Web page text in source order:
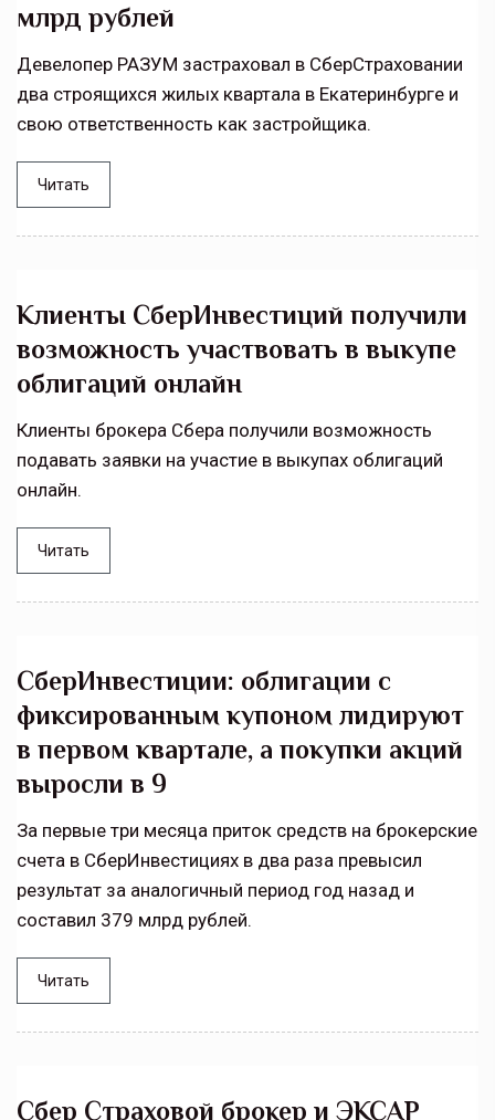
млрд рублей
Девелопер РАЗУМ застраховал в СберСтраховании
два строящихся жилых квартала в Екатеринбурге и
свою ответственность как застройщика.
Читать
Клиенты СберИнвестиций получили
возможность участвовать в выкупе
облигаций онлайн
Клиенты брокера Сбера получили возможность
подавать заявки на участие в выкупах облигаций
онлайн.
Читать
СберИнвестиции: облигации с
фиксированным купоном лидируют
в первом квартале, а покупки акций
выросли в 9
За первые три месяца приток средств на брокерские
счета в СберИнвестициях в два раза превысил
результат за аналогичный период год назад и
составил 379 млрд рублей.
Читать
Сбер Страховой брокер и ЭКСАР